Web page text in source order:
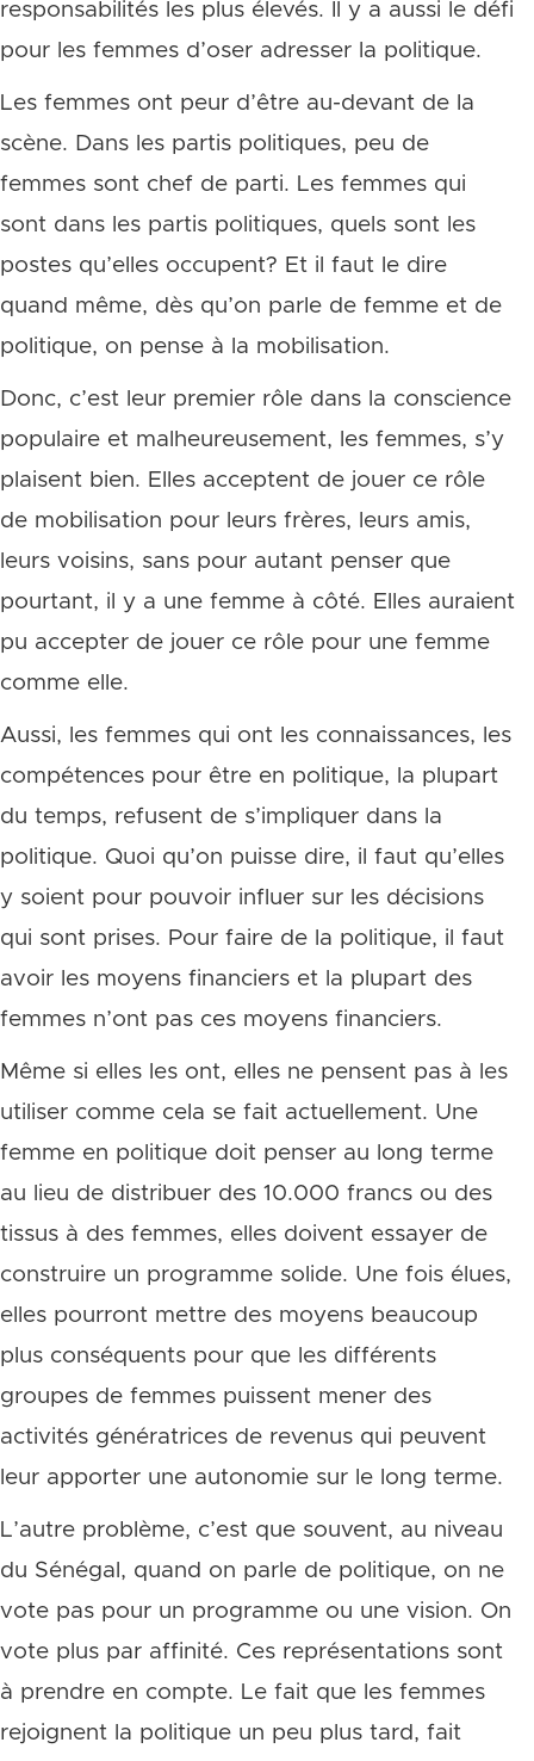
responsabilités les plus élevés. Il y a aussi le défi
pour les femmes d’oser adresser la politique.
Les femmes ont peur d’être au-devant de la
scène. Dans les partis politiques, peu de
femmes sont chef de parti. Les femmes qui
sont dans les partis politiques, quels sont les
postes qu’elles occupent? Et il faut le dire
quand même, dès qu’on parle de femme et de
politique, on pense à la mobilisation.
Donc, c’est leur premier rôle dans la conscience
populaire et malheureusement, les femmes, s’y
plaisent bien. Elles acceptent de jouer ce rôle
de mobilisation pour leurs frères, leurs amis,
leurs voisins, sans pour autant penser que
pourtant, il y a une femme à côté. Elles auraient
pu accepter de jouer ce rôle pour une femme
comme elle.
Aussi, les femmes qui ont les connaissances, les
compétences pour être en politique, la plupart
du temps, refusent de s’impliquer dans la
politique. Quoi qu’on puisse dire, il faut qu’elles
y soient pour pouvoir influer sur les décisions
qui sont prises. Pour faire de la politique, il faut
avoir les moyens financiers et la plupart des
femmes n’ont pas ces moyens financiers.
Même si elles les ont, elles ne pensent pas à les
utiliser comme cela se fait actuellement. Une
femme en politique doit penser au long terme
au lieu de distribuer des 10.000 francs ou des
tissus à des femmes, elles doivent essayer de
construire un programme solide. Une fois élues,
elles pourront mettre des moyens beaucoup
plus conséquents pour que les différents
groupes de femmes puissent mener des
activités génératrices de revenus qui peuvent
leur apporter une autonomie sur le long terme.
L’autre problème, c’est que souvent, au niveau
du Sénégal, quand on parle de politique, on ne
vote pas pour un programme ou une vision. On
vote plus par affinité. Ces représentations sont
à prendre en compte. Le fait que les femmes
rejoignent la politique un peu plus tard, fait